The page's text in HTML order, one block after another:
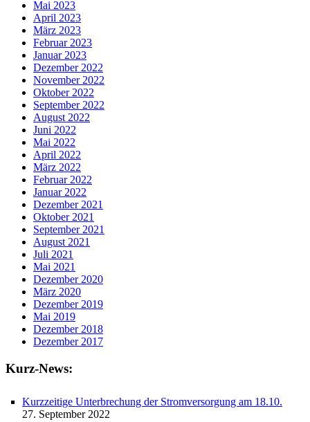
Mai 2023
April 2023
März 2023
Februar 2023
Januar 2023
Dezember 2022
November 2022
Oktober 2022
September 2022
August 2022
Juni 2022
Mai 2022
April 2022
März 2022
Februar 2022
Januar 2022
Dezember 2021
Oktober 2021
September 2021
August 2021
Juli 2021
Mai 2021
Dezember 2020
März 2020
Dezember 2019
Mai 2019
Dezember 2018
Dezember 2017
Kurz-News:
Kurzzeitige Unterbrechung der Stromversorgung am 18.10.
27. September 2022